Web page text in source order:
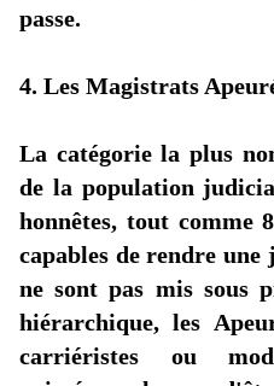
passe.
4. Les Magistrats
La catégorie la plus
de la population
honnêtes, tout comme
capables de rendre une
ne sont pas mis sous
hiérarchique, les
carriéristes ou